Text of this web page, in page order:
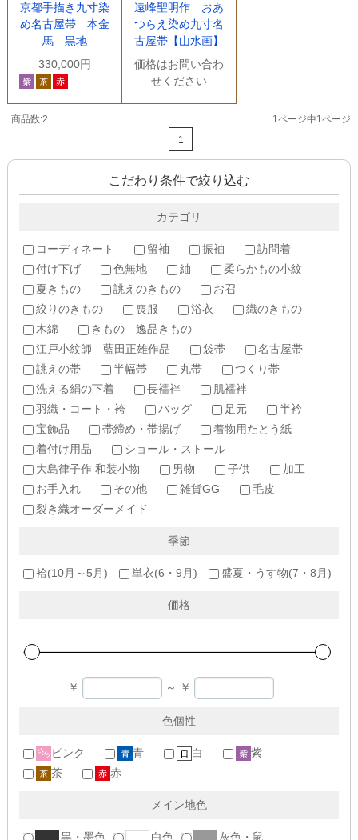
京都手描き九寸染
め名古屋帯 本金
馬 黒地
330,000円
遠峰聖明作 おあ
つらえ染め九寸名
古屋帯【山水画】
価格はお問い合わ
せください
商品数:2
1ページ中1ページ
1
こだわり条件で絞り込む
カテゴリ
コーディネート 留袖 振袖
訪問着
付け下げ
色無地 紬
柔らかもの小紋
夏きもの
誂えのきもの
お召
絞りのきもの
喪服 浴衣
織のきもの
木綿
きもの 逸品きもの
江戸小紋師 藍田正雄作品
袋帯
名古屋帯
誂えの帯
半幅帯 丸帯
つくり帯
洗える絹の下着
長襦袢
肌襦袢
羽織・コート・袴
バッグ 足元
半衿
宝飾品
帯締め・帯揚げ
着物用たとう紙
着付け用品
ショール・ストール
大島律子作 和装小物
男物 子供
加工
お手入れ
その他 雑貨GG
毛皮
裂き織オーダーメイド
季節
袷(10月～5月) 単衣(6・9月) 盛夏・うす物(7・8月)
価格
￥ ～ ￥
色個性
ピンク 青 白
紫
茶
赤
メイン地色
黒・墨色 白色
灰色・鼠